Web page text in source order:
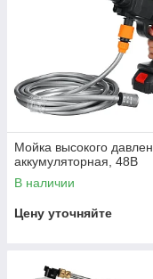
Мойка высокого
аккумуляторная, 48В
В наличии
Цену уточняйте